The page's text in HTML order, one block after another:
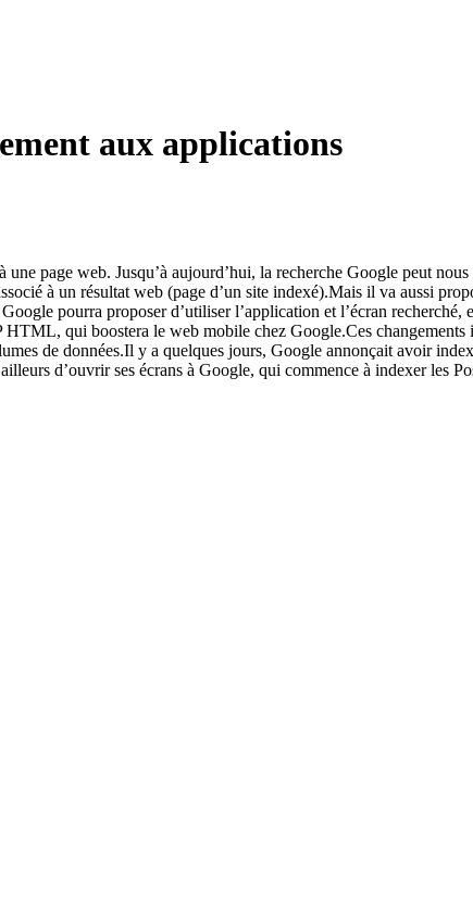
aux applications
page web. Jusqu’à aujourd’hui, la recherche Google peut
à un résultat web (page d’un site indexé).Mais il va aussi
pourra proposer d’utiliser l’application et l’écran
qui boostera le web mobile chez Google.Ces
de données.Il y a quelques jours, Google annonçait avoir
d’ouvrir ses écrans à Google, qui commence à indexer les